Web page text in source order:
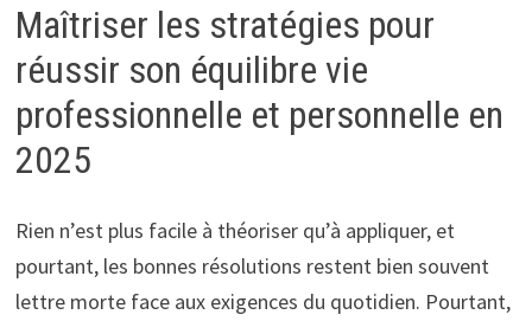
Maîtriser les stratégies pour
réussir son équilibre vie
professionnelle et personnelle en
2025
Rien n’est plus facile à théoriser qu’à appliquer, et
pourtant, les bonnes résolutions restent bien souvent
lettre morte face aux exigences du quotidien. Pourtant,